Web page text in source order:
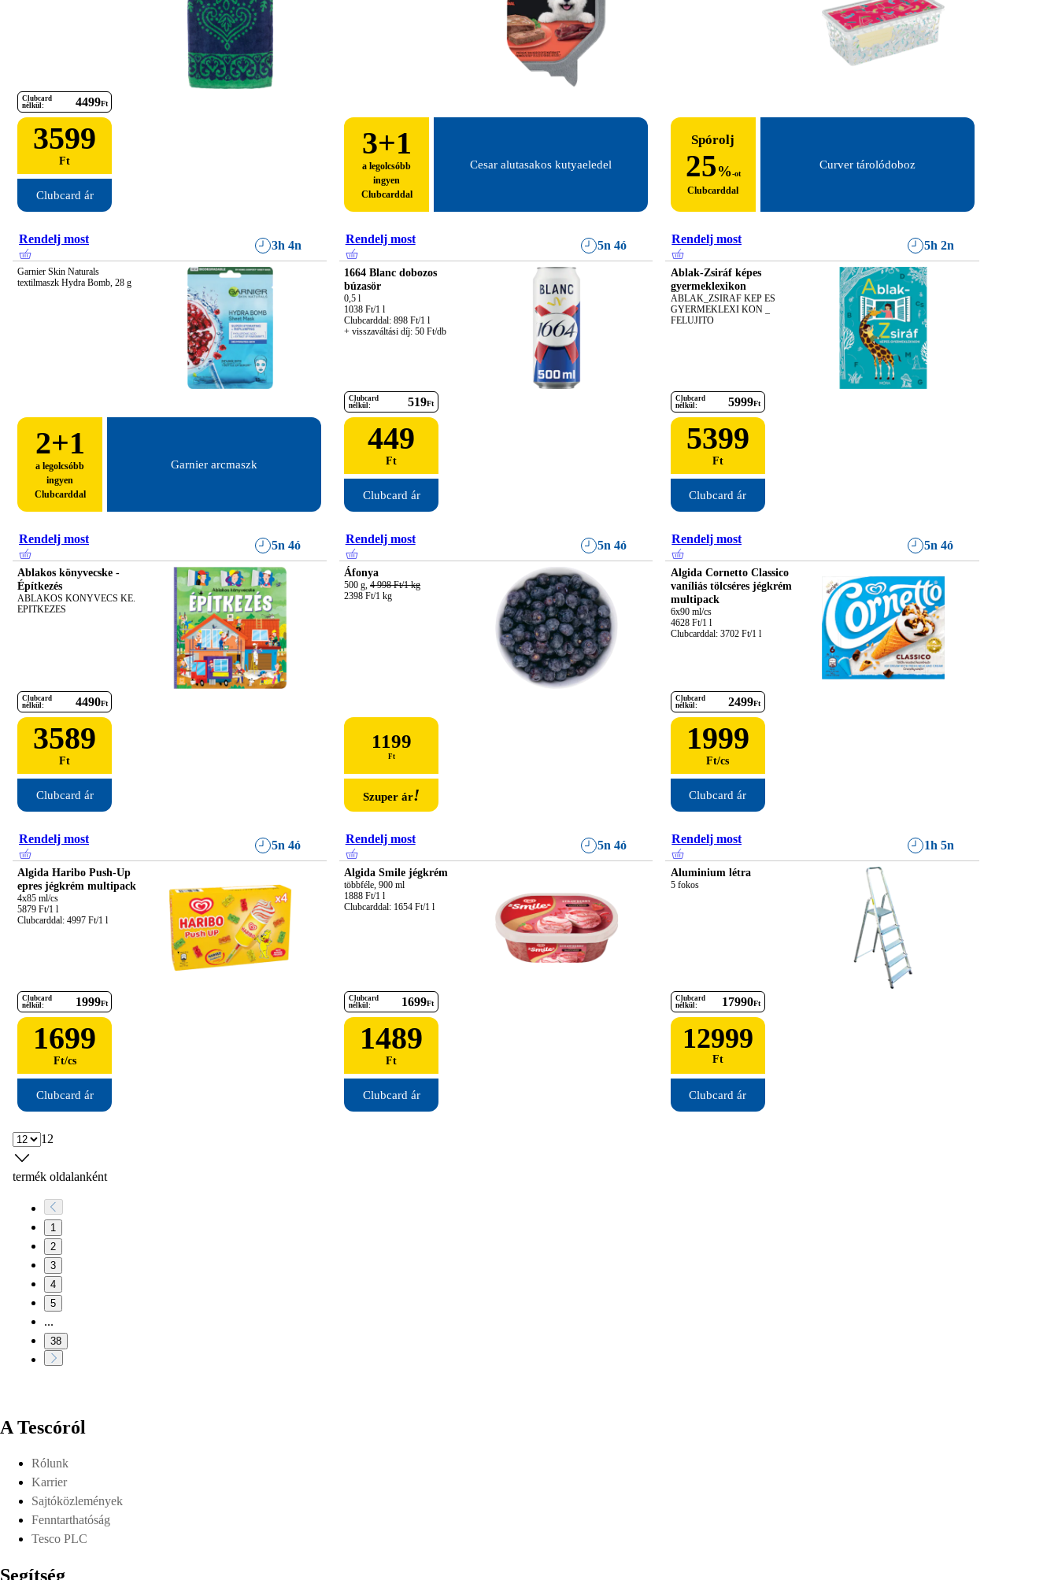
Clubcard
nélkül:
4499Ft
3599
Ft
Clubcard ár
3+1
a legolcsóbb
ingyen
Clubcarddal
Cesar alutasakos kutyaeledel
Spórolj
25%-ot
Clubcarddal
Curver tárolódoboz
Rendelj most 3h 4n
Garnier Skin Naturals
textilmaszk Hydra Bomb, 28 g
2+1
a legolcsóbb
ingyen
Clubcarddal
Garnier arcmaszk
Rendelj most 5n 4ó
1664 Blanc dobozos
búzasör
0,5 l
1038 Ft/1 l
Clubcarddal: 898 Ft/1 l
+ visszaváltási díj: 50 Ft/db
Clubcard
nélkül:
519Ft
449
Ft
Clubcard ár
Rendelj most 5h 2n
Ablak-Zsiráf képes
gyermeklexikon
ABLAK_ZSIRAF KEP ES
GYERMEKLEXI KON _
FELUJITO
Clubcard
nélkül:
5999Ft
5399
Ft
Clubcard ár
Rendelj most 5n 4ó
Ablakos könyvecske -
Építkezés
ABLAKOS KONYVECS KE.
EPITKEZES
Clubcard
nélkül:
4490Ft
3589
Ft
Clubcard ár
Rendelj most 5n 4ó
Áfonya
500 g, 4 998 Ft/1 kg
2398 Ft/1 kg
1199
Ft
Szuper ár!
Rendelj most 5n 4ó
Algida Cornetto Classico
vaníliás tölcséres jégkrém
multipack
6x90 ml/cs
4628 Ft/1 l
Clubcarddal: 3702 Ft/1 l
Clubcard
nélkül:
2499Ft
1999
Ft/cs
Clubcard ár
Rendelj most 5n 4ó
Algida Haribo Push-Up
epres jégkrém multipack
4x85 ml/cs
5879 Ft/1 l
Clubcarddal: 4997 Ft/1 l
Clubcard
nélkül:
1999Ft
1699
Ft/cs
Clubcard ár
Rendelj most 5n 4ó
Algida Smile jégkrém
többféle, 900 ml
1888 Ft/1 l
Clubcarddal: 1654 Ft/1 l
Clubcard
nélkül:
1699Ft
1489
Ft
Clubcard ár
Rendelj most 1h 5n
Aluminium létra
5 fokos
Clubcard
nélkül:
17990Ft
12999
Ft
Clubcard ár
12
termék oldalanként
1
2
3
4
5
...
38
A Tescóról
Rólunk
Karrier
Sajtóközlemények
Fenntarthatóság
Tesco PLC
Segítség